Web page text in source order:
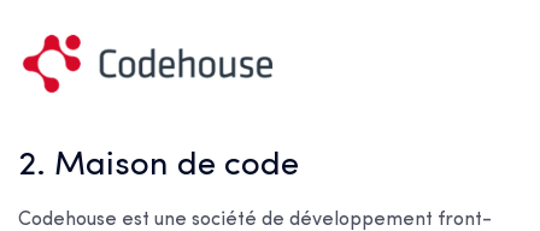
2. Maison de code
Codehouse est une société de développement front-